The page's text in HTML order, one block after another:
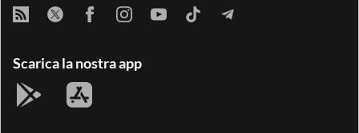
Scarica la nostra app